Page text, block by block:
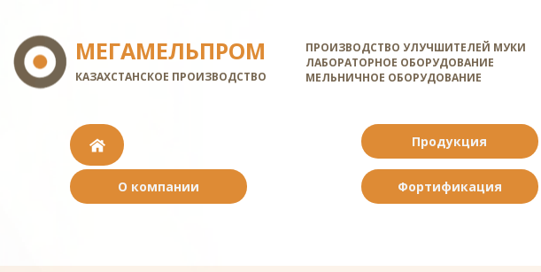
МЕГАМЕЛЬПРОМ
КАЗАХСТАНСКОЕ ПРОИЗВОДСТВО
ПРОИЗВОДСТВО УЛУЧШИТЕЛЕЙ МУКИ
ЛАБОРАТОРНОЕ ОБОРУДОВАНИЕ
МЕЛЬНИЧНОЕ ОБОРУДОВАНИЕ
О компании
Продукция
Фортификация